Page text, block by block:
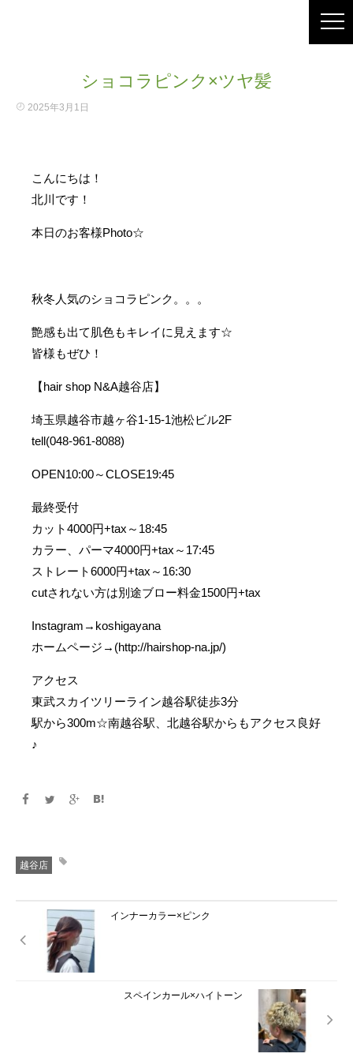
ショコラピンク×ツヤ髪
2025年3月1日
こんにちは！
北川です！
本日のお客様Photo☆
秋冬人気のショコラピンク。。。
艶感も出て肌色もキレイに見えます☆
皆様もぜひ！
【hair shop N&A越谷店】
埼玉県越谷市越ヶ谷1-15-1池松ビル2F
tell(048-961-8088)
OPEN10:00～CLOSE19:45
最終受付
カット4000円+tax～18:45
カラー、パーマ4000円+tax～17:45
ストレート6000円+tax～16:30
cutされない方は別途ブロー料金1500円+tax
Instagram→koshigayana
ホームページ→(http://hairshop-na.jp/)
アクセス
東武スカイツリーライン越谷駅徒歩3分
駅から300m☆南越谷駅、北越谷駅からもアクセス良好
♪
越谷店
インナーカラー×ピンク
スペインカール×ハイトーン